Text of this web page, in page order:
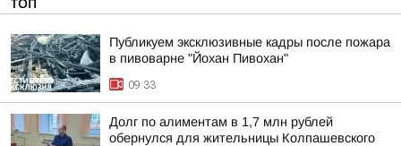
Публикуем эксклюзивные кадры после пожара
в пивоварне "Йохан Пивохан"
09:33
Долг по алиментам в 1,7 млн рублей
обернулся для жительницы Колпашевского